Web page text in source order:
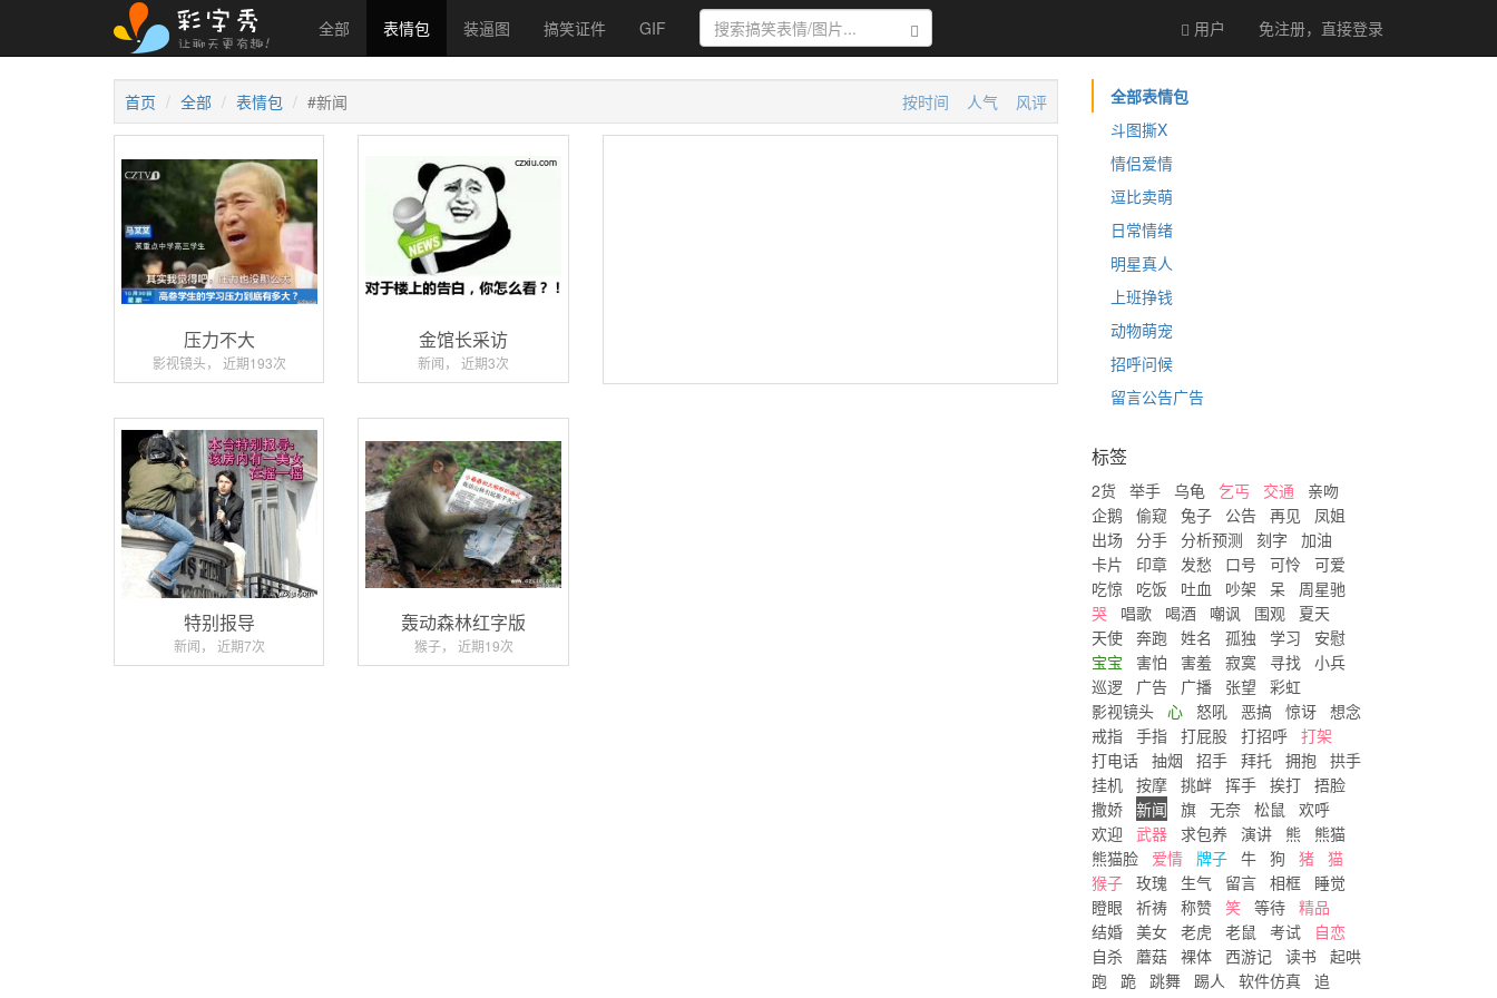
全部 表情包 装逼图 搞笑证件 GIF 搜索 用户 免注册，直接登录
首页 全部 表情包 #新闻 按时间 人气 风评
压力不大
影视镜头， 近期193次
金馆长采访
新闻， 近期3次
特别报导
新闻， 近期7次
轰动森林红字版
猴子， 近期19次
全部表情包
斗图撕X
情侣爱情
逗比卖萌
日常情绪
明星真人
上班挣钱
动物萌宠
招呼问候
留言公告广告
标签
2货 举手 乌龟 乞丐 交通
亲吻
企鹅
偷窥 兔子 公告 再见
凤姐
出场
分手 分析预测 刻字
加油
卡片
印章 发愁 口号 可怜
可爱
吃惊
吃饭 吐血 吵架 呆
周星驰
哭
唱歌 喝酒 嘲讽 围观
夏天
天使
奔跑 姓名 孤独 学习
安慰
宝宝
害怕 害羞 寂寞 寻找
小兵
巡逻
广告 广播 张望
彩虹
影视镜头
心 怒吼 恶搞 惊讶
想念
戒指
手指 打屁股 打招呼
打架
打电话
抽烟 招手 拜托 拥抱
拱手
挂机
按摩 挑衅 挥手 挨打
捂脸
撒娇
新闻 旗 无奈 松鼠
欢呼
欢迎
武器 求包养 演讲 熊
熊猫
熊猫脸
爱情 牌子 牛 狗 猪
猫
猴子
玫瑰 生气 留言 相框
睡觉
瞪眼
祈祷 称赞 笑 等待
精品
结婚
美女 老虎 老鼠 考试
自恋
自杀
蘑菇 裸体 西游记 读书
起哄
跑
跪 跳舞 踢人 软件仿真
追